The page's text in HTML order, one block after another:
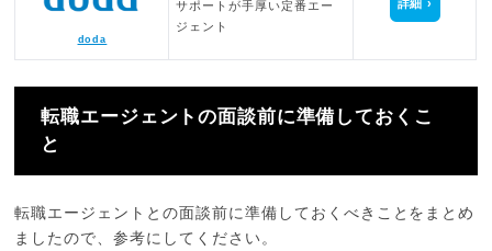
doda
サポートが手厚い定番エー
ジェント
詳細
転職エージェントの面談前に準備しておくこ
と
転職エージェントとの面談前に準備しておくべきことをまとめ
ましたので、参考にしてください。